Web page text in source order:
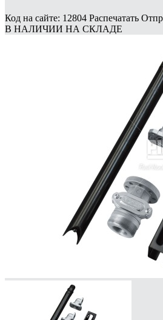
Код на сайте: 12804 Распечатать
В НАЛИЧИИ НА СКЛАДЕ